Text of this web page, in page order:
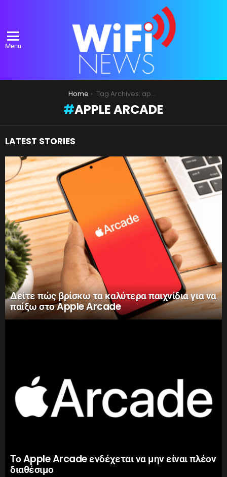
Menu
Home Tag Archives: apple arcade
APPLE ARCADE
LATEST STORIES
Δείτε πώς βρίσκω τα καλύτερα παιχνίδια για να
παίξω στο Apple Arcade
Το Apple Arcade ενδέχεται να μην είναι πλέον
διαθέσιμο